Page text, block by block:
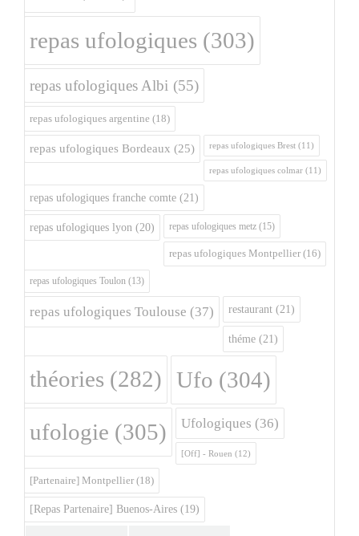
repas ufologiques (303)
repas ufologiques Albi (55)
repas ufologiques argentine (18)
repas ufologiques Bordeaux (25) repas ufologiques Brest (11)
repas ufologiques colmar (11)
repas ufologiques franche comte (21)
repas ufologiques lyon (20) repas ufologiques metz (15)
repas ufologiques Montpellier (16)
repas ufologiques Toulon (13)
repas ufologiques Toulouse (37) restaurant (21)
théme (21)
théories (282) Ufo (304)
ufologie (305) Ufologiques (36)
[Off] - Rouen (12)
[Partenaire] Montpellier (18)
[Repas Partenaire] Buenos-Aires (19)